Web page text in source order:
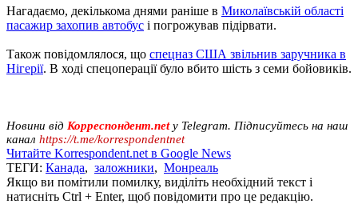
Нагадаємо, декількома днями раніше в Миколаївській області
пасажир захопив автобус і погрожував підірвати.
Також повідомлялося, що спецназ США звільнив заручника в
Нігерії. В ході спецоперації було вбито шість з семи бойовиків.
Новини від Корреспондент.netу Telegram. Підписуйтесь на наш
канал https://t.me/korrespondentnet
Читайте Korrespondent.net в Google News
ТЕГИ: Канада, заложники, Монреаль
Якщо ви помітили помилку, виділіть необхідний текст і
натисніть Ctrl + Enter, щоб повідомити про це редакцію.